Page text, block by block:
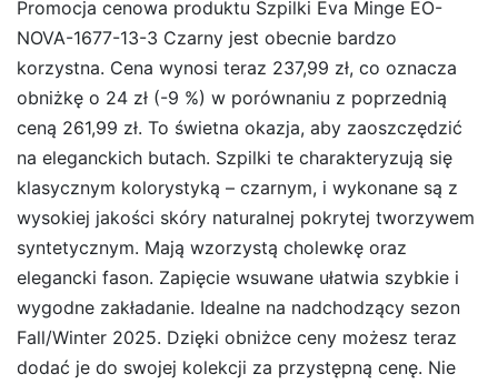
Promocja cenowa produktu Szpilki Eva Minge EO-
NOVA-1677-13-3 Czarny jest obecnie bardzo
korzystna. Cena wynosi teraz 237,99 zł, co oznacza
obniżkę o 24 zł (-9 %) w porównaniu z poprzednią
ceną 261,99 zł. To świetna okazja, aby zaoszczędzić
na eleganckich butach. Szpilki te charakteryzują się
klasycznym kolorystyką – czarnym, i wykonane są z
wysokiej jakości skóry naturalnej pokrytej tworzywem
syntetycznym. Mają wzorzystą cholewkę oraz
elegancki fason. Zapięcie wsuwane ułatwia szybkie i
wygodne zakładanie. Idealne na nadchodzący sezon
Fall/Winter 2025. Dzięki obniżce ceny możesz teraz
dodać je do swojej kolekcji za przystępną cenę. Nie